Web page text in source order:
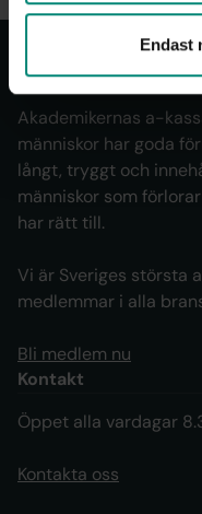
Endast
Om oss
Akademikernas a-
människor har goda
långt, tryggt och
människor som
har rätt till.
Vi är Sveriges största
medlemmar i alla
Bli medlem nu
Kontakt
Öppet alla vardagar
Kontakta oss